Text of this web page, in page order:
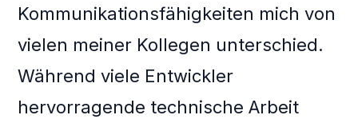
Kommunikationsfähigkeiten mich von
vielen meiner Kollegen unterschied.
Während viele Entwickler
hervorragende technische Arbeit